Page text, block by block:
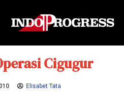
Cigugur
Elisabet Tata